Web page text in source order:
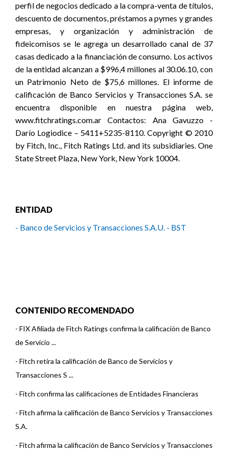
perfil de negocios dedicado a la compra-venta de títulos,
descuento de documentos, préstamos a pymes y grandes
empresas, y organización y administración de
fideicomisos se le agrega un desarrollado canal de 37
casas dedicado a la financiación de consumo. Los activos
de la entidad alcanzan a $996,4 millones al 30.06.10, con
un Patrimonio Neto de $75,6 millones. El informe de
calificación de Banco Servicios y Transacciones S.A. se
encuentra disponible en nuestra página web,
www.fitchratings.com.ar Contactos: Ana Gavuzzo -
Darío Logiodice – 5411+5235-8110. Copyright © 2010
by Fitch, Inc., Fitch Ratings Ltd. and its subsidiaries. One
State Street Plaza, New York, New York 10004.
ENTIDAD
- Banco de Servicios y Transacciones S.A.U. - BST
CONTENIDO RECOMENDADO
- FIX Afiliada de Fitch Ratings confirma la calificación de Banco
de Servicio ...
- Fitch retira la calificación de Banco de Servicios y
Transacciones S ...
- Fitch confirma las calificaciones de Entidades Financieras
- Fitch afirma la calificación de Banco Servicios y Transacciones
S.A.
- Fitch afirma la calificación de Banco Servicios y Transacciones